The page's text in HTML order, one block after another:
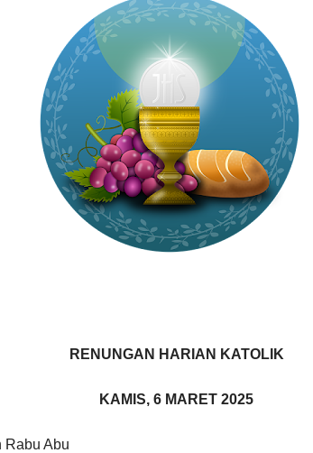
RENUNGAN HARIAN KATOLIK
KAMIS, 6 MARET 2025
Rabu Abu